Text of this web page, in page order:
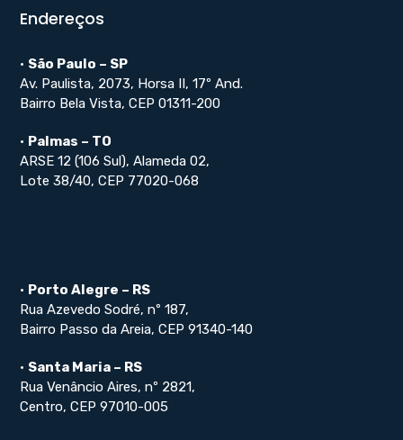
Endereços
• São Paulo – SP
Av. Paulista, 2073, Horsa II, 17º And.
Bairro Bela Vista, CEP 01311-200
• Palmas – TO
ARSE 12 (106 Sul), Alameda 02,
Lote 38/40, CEP 77020-068
• Porto Alegre – RS
Rua Azevedo Sodré, nº 187,
Bairro Passo da Areia, CEP 91340-140
• Santa Maria – RS
Rua Venâncio Aires, nº 2821,
Centro, CEP 97010-005